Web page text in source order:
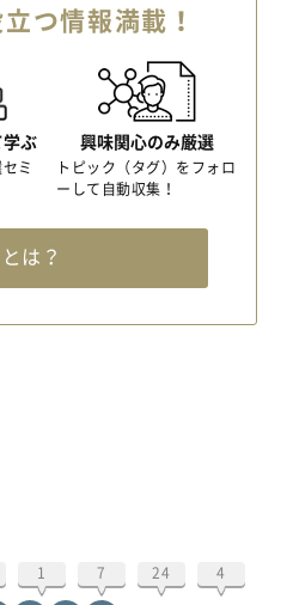
つ情報満載！
学ぶ
ミ
興味関心のみ厳選
トピック（タグ）をフォロ
ーして自動収集！
は？
1 7 24 4